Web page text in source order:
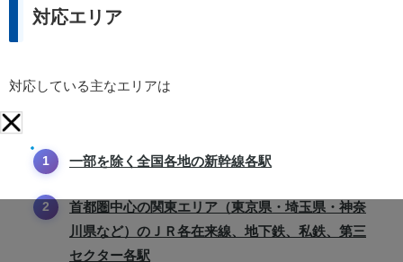
対応エリア
対応している主なエリアは
一部を除く全国各地の新幹線各駅
首都圏中心の関東エリア（東京県・埼玉県・神奈
川県など）のＪＲ各在来線、地下鉄、私鉄、第三
セクター各駅